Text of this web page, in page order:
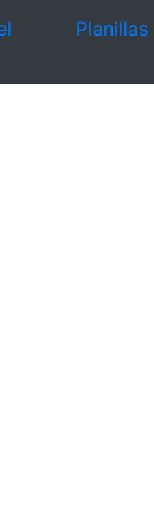
Planillas